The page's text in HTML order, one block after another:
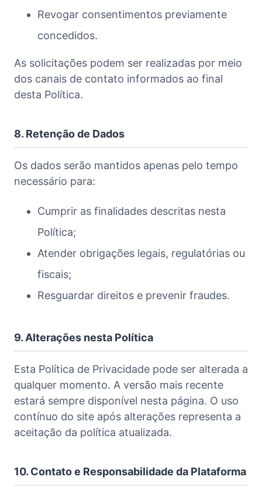
Revogar consentimentos previamente
concedidos.
As solicitações podem ser realizadas por meio
dos canais de contato informados ao final
desta Política.
8. Retenção de Dados
Os dados serão mantidos apenas pelo tempo
necessário para:
Cumprir as finalidades descritas nesta
Política;
Atender obrigações legais, regulatórias ou
fiscais;
Resguardar direitos e prevenir fraudes.
9. Alterações nesta Política
Esta Política de Privacidade pode ser alterada a
qualquer momento. A versão mais recente
estará sempre disponível nesta página. O uso
contínuo do site após alterações representa a
aceitação da política atualizada.
10. Contato e Responsabilidade da Plataforma